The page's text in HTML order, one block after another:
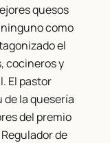
quesos
como
el
cocineros y
El pastor
de la quesería
del premio
de